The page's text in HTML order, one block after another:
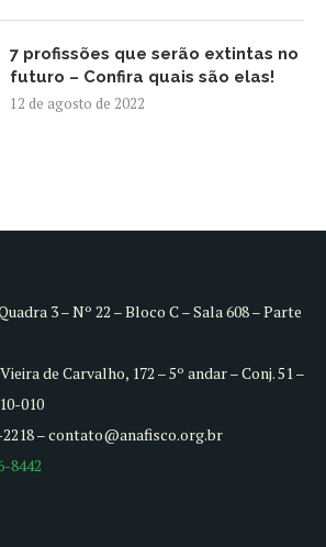
7 profissões que serão extintas no
futuro – Confira quais são elas!
12 de agosto de 2022
3 – Nº 22 – Bloco C – Sala 608 – Parte
de Carvalho, 172 – 5º andar – Conj. 51 –
010
2218 – contato@anafisco.org.br
8442